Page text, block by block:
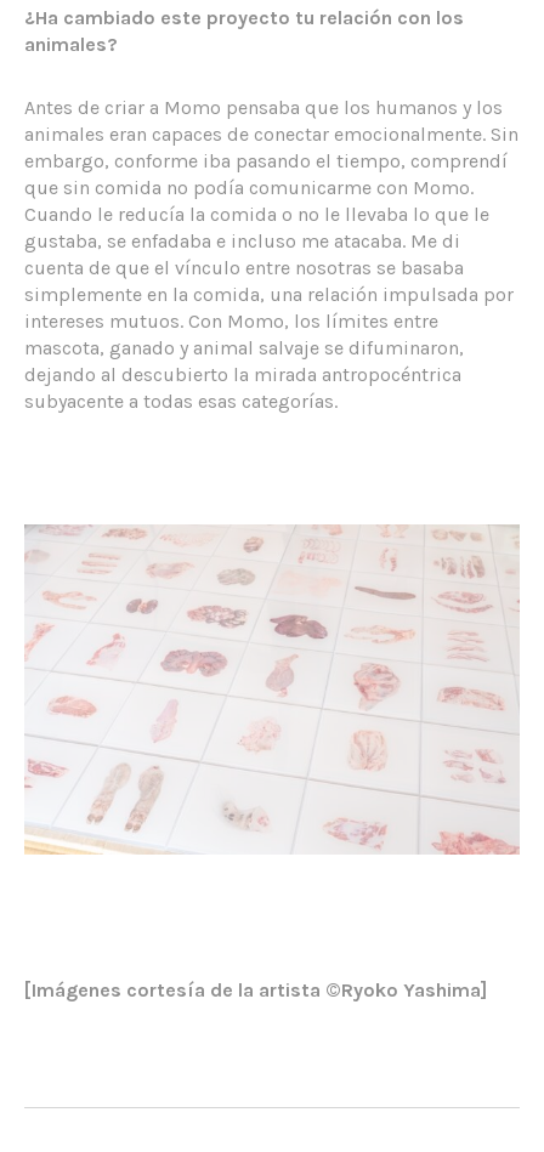
¿Ha cambiado este proyecto tu relación con los
animales?
Antes de criar a Momo pensaba que los humanos y los
animales eran capaces de conectar emocionalmente. Sin
embargo, conforme iba pasando el tiempo, comprendí
que sin comida no podía comunicarme con Momo.
Cuando le reducía la comida o no le llevaba lo que le
gustaba, se enfadaba e incluso me atacaba. Me di
cuenta de que el vínculo entre nosotras se basaba
simplemente en la comida, una relación impulsada por
intereses mutuos. Con Momo, los límites entre
mascota, ganado y animal salvaje se difuminaron,
dejando al descubierto la mirada antropocéntrica
subyacente a todas esas categorías.
[Imágenes cortesía de la artista ©︎Ryoko Yashima]